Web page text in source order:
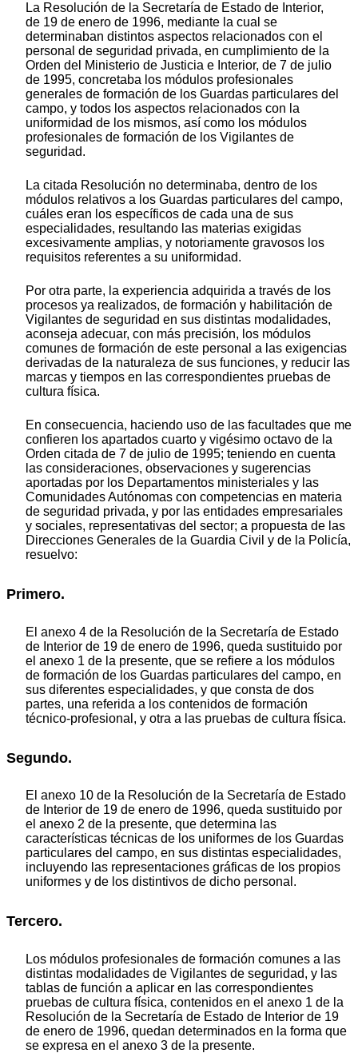
La Resolución de la Secretaría de Estado de Interior,
de 19 de enero de 1996, mediante la cual se
determinaban distintos aspectos relacionados con el
personal de seguridad privada, en cumplimiento de la
Orden del Ministerio de Justicia e Interior, de 7 de julio
de 1995, concretaba los módulos profesionales
generales de formación de los Guardas particulares del
campo, y todos los aspectos relacionados con la
uniformidad de los mismos, así como los módulos
profesionales de formación de los Vigilantes de
seguridad.
La citada Resolución no determinaba, dentro de los
módulos relativos a los Guardas particulares del campo,
cuáles eran los específicos de cada una de sus
especialidades, resultando las materias exigidas
excesivamente amplias, y notoriamente gravosos los
requisitos referentes a su uniformidad.
Por otra parte, la experiencia adquirida a través de los
procesos ya realizados, de formación y habilitación de
Vigilantes de seguridad en sus distintas modalidades,
aconseja adecuar, con más precisión, los módulos
comunes de formación de este personal a las exigencias
derivadas de la naturaleza de sus funciones, y reducir las
marcas y tiempos en las correspondientes pruebas de
cultura física.
En consecuencia, haciendo uso de las facultades que me
confieren los apartados cuarto y vigésimo octavo de la
Orden citada de 7 de julio de 1995; teniendo en cuenta
las consideraciones, observaciones y sugerencias
aportadas por los Departamentos ministeriales y las
Comunidades Autónomas con competencias en materia
de seguridad privada, y por las entidades empresariales
y sociales, representativas del sector; a propuesta de las
Direcciones Generales de la Guardia Civil y de la Policía,
resuelvo:
Primero.
El anexo 4 de la Resolución de la Secretaría de Estado
de Interior de 19 de enero de 1996, queda sustituido por
el anexo 1 de la presente, que se refiere a los módulos
de formación de los Guardas particulares del campo, en
sus diferentes especialidades, y que consta de dos
partes, una referida a los contenidos de formación
técnico-profesional, y otra a las pruebas de cultura física.
Segundo.
El anexo 10 de la Resolución de la Secretaría de Estado
de Interior de 19 de enero de 1996, queda sustituido por
el anexo 2 de la presente, que determina las
características técnicas de los uniformes de los Guardas
particulares del campo, en sus distintas especialidades,
incluyendo las representaciones gráficas de los propios
uniformes y de los distintivos de dicho personal.
Tercero.
Los módulos profesionales de formación comunes a las
distintas modalidades de Vigilantes de seguridad, y las
tablas de función a aplicar en las correspondientes
pruebas de cultura física, contenidos en el anexo 1 de la
Resolución de la Secretaría de Estado de Interior de 19
de enero de 1996, quedan determinados en la forma que
se expresa en el anexo 3 de la presente.